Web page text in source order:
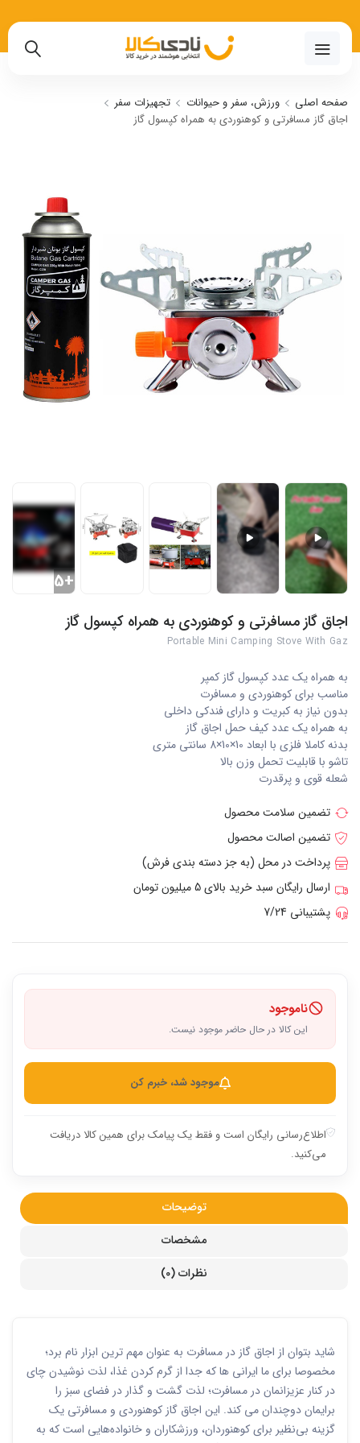
صفحه اصلی ورزش، سفر و حیوانات
تجهیزات سفر
اجاق گاز مسافرتی و کوهنوردی به همراه کپسول گاز
+5
اجاق گاز مسافرتی و کوهنوردی به همراه کپسول گاز
Portable Mini Camping Stove With Gaz
به همراه یک عدد کپسول گاز کمپر
مناسب برای کوهنوردی و مسافرت
بدون نیاز به کبریت و دارای فندکی داخلی
به همراه یک عدد کیف حمل اجاق گاز
بدنه کاملا فلزی با ابعاد 10×10×8 سانتی متری
تاشو با قابلیت تحمل وزن بالا
شعله قوی و پرقدرت
تضمین سلامت محصول
تضمین اصالت محصول
پرداخت در محل (به جز دسته بندی فرش)
ارسال رایگان سبد خرید بالای 5 میلیون تومان
پشتیبانی 7/24
ناموجود
این کالا در حال حاضر موجود نیست.
موجود شد، خبرم کن
اطلاع‌رسانی رایگان است و فقط یک پیامک برای همین کالا دریافت
می‌کنید.
توضیحات
مشخصات
نظرات (0)
شاید بتوان از اجاق گاز در مسافرت به عنوان مهم ترین ابزار نام برد؛
مخصوصا برای ما ایرانی ها که جدا از گرم کردن غذا، لذت نوشیدن چای
در کنار عزیزانمان در مسافرت؛ لذت گشت و گذار در فضای سبز را
برایمان دوچندان می کند. این اجاق گاز کوهنوردی و مسافرتی یک
گزینه بی‌نظیر برای کوهنوردان، ورزشکاران و خانواده‌هایی است که به